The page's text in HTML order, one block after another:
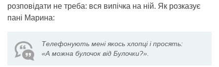
розповідати не треба: вся випічка на ній. Як розказує
пані Марина:
Телефонують мені якось хлопці і просять:
«А можна булочок від Булочки?».